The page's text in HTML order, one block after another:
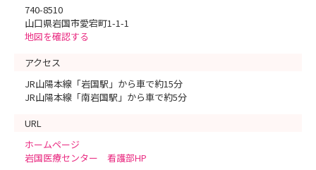
740-8510
山口県岩国市愛宕町1-1-1
地図を確認する
アクセス
JR山陽本線「岩国駅」から車で約15分
JR山陽本線「南岩国駅」から車で約5分
URL
ホームページ
岩国医療センター 看護部HP